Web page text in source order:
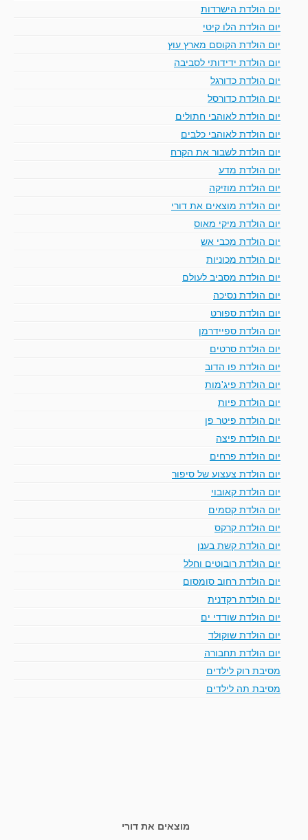
יום הולדת הישרדות
יום הולדת הלו קיטי
יום הולדת הקוסם מארץ עוץ
יום הולדת ידידותי לסביבה
יום הולדת כדורגל
יום הולדת כדורסל
יום הולדת לאוהבי חתולים
יום הולדת לאוהבי כלבים
יום הולדת לשבור את הקרח
יום הולדת מדע
יום הולדת מוזיקה
יום הולדת מוצאים את דורי
יום הולדת מיקי מאוס
יום הולדת מכבי אש
יום הולדת מכוניות
יום הולדת מסביב לעולם
יום הולדת נסיכה
יום הולדת ספורט
יום הולדת ספיידרמן
יום הולדת סרטים
יום הולדת פו הדוב
יום הולדת פיג'מות
יום הולדת פיות
יום הולדת פיטר פן
יום הולדת פיצה
יום הולדת פרחים
יום הולדת צעצוע של סיפור
יום הולדת קאובוי
יום הולדת קסמים
יום הולדת קרקס
יום הולדת קשת בענן
יום הולדת רובוטים וחלל
יום הולדת רחוב סומסום
יום הולדת רקדנית
יום הולדת שודדי ים
יום הולדת שוקולד
יום הולדת תחבורה
מסיבת רוק לילדים
מסיבת תה לילדים
מוצאים את דורי